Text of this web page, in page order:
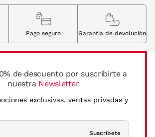
de descuento por suscribirte a
nuestra Newsletter
exclusivas, ventas privadas y
Suscríbete
Pago seguro Garantia de devolución